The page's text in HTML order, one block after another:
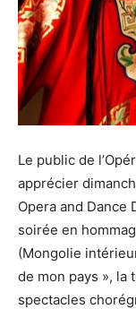
Le public de
apprécier
Opera and Dance
soirée en
(Mongolie
de mon pays », la
spectacles